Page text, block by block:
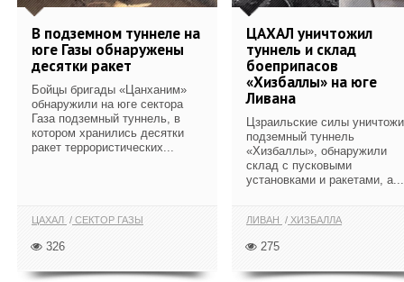
В подземном туннеле на
юге Газы обнаружены
десятки ракет
Бойцы бригады «Цанханим»
обнаружили на юге сектора
Газа подземный туннель, в
котором хранились десятки
ракет террористических...
ЦАХАЛ СЕКТОР ГАЗЫ
326
ЦАХАЛ уничтожил
туннель и склад
боеприпасов
«Хизбаллы» на юге
Ливана
Цзраильские силы
подземный туннель
«Хизбаллы», обнаружили
склад с пусковыми
установками и ракетами, а...
ЛИВАН ХИЗБАЛЛА
275